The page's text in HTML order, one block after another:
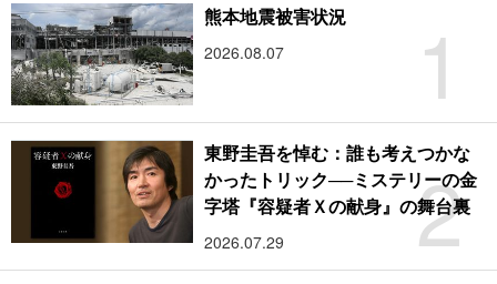
1
熊本地震被害状況
2026.08.07
2
東野圭吾を悼む：誰も考えつかな
かったトリック──ミステリーの金
字塔『容疑者Ｘの献身』の舞台裏
2026.07.29